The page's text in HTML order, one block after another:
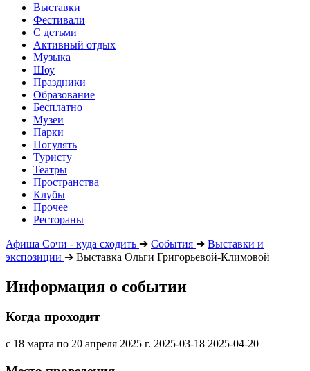
Выставки
Фестивали
С детьми
Активный отдых
Музыка
Шоу
Праздники
Образование
Бесплатно
Музеи
Парки
Погулять
Туристу
Театры
Пространства
Клубы
Прочее
Рестораны
Афиша Сочи - куда сходить ➔ События ➔ Выставки и
экспозиции ➔ Выставка Ольги Григорьевой-Климовой
Информация о событии
Когда проходит
с 18 марта по 20 апреля 2025 г. 2025-03-18 2025-04-20